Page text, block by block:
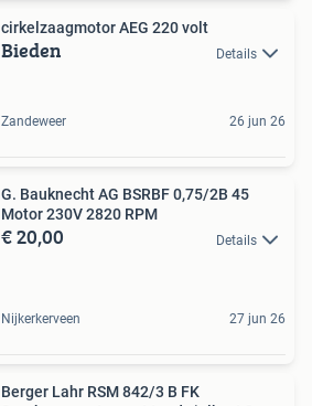
cirkelzaagmotor AEG 220 volt
Bieden Details
Zandeweer 26 jun 26
G. Bauknecht AG BSRBF 0,75/2B 45
Motor 230V 2820 RPM
€ 20,00 Details
Nijkerkerveen 27 jun 26
Berger Lahr RSM 842/3 B FK